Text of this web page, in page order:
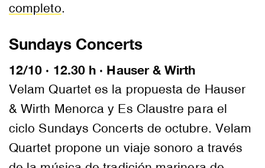
completo.
Sundays Concerts
12/10 · 12.30 h · Hauser & Wirth
Velam Quartet es la propuesta de Hauser
& Wirth Menorca y Es Claustre para el
ciclo Sundays Concerts de octubre. Velam
Quartet propone un viaje sonoro a través